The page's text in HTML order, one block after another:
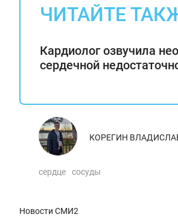
ЧИТАЙТЕ
Кардиолог озвучила
сердечной
КОРЕГИН
сердце сосуды
Новости СМИ2